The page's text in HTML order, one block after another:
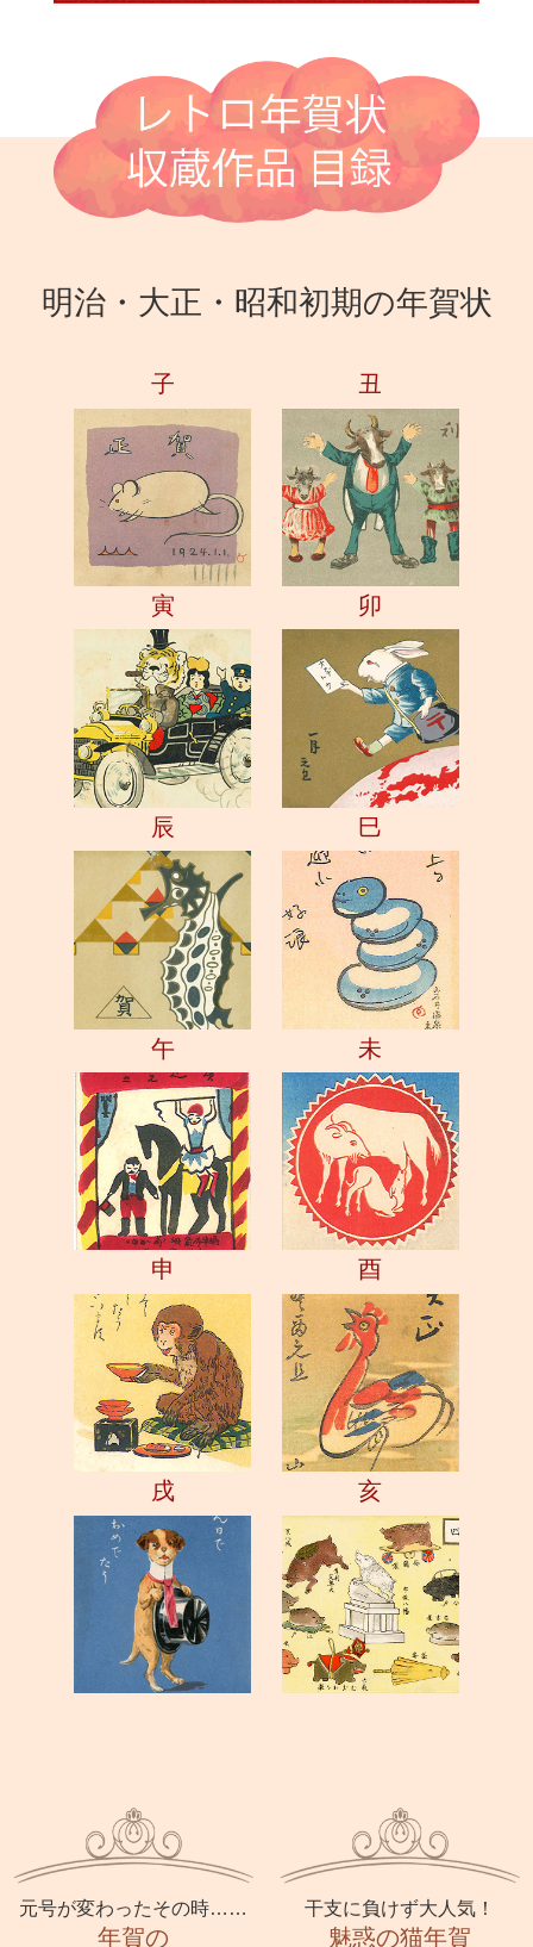
明治・大正・昭和初期の年賀状
子 丑
寅 卯
辰 巳
午 未
申 酉
戌 亥
元号が変わったその時……
年賀の
干支に負けず大人気！
魅惑の猫年賀